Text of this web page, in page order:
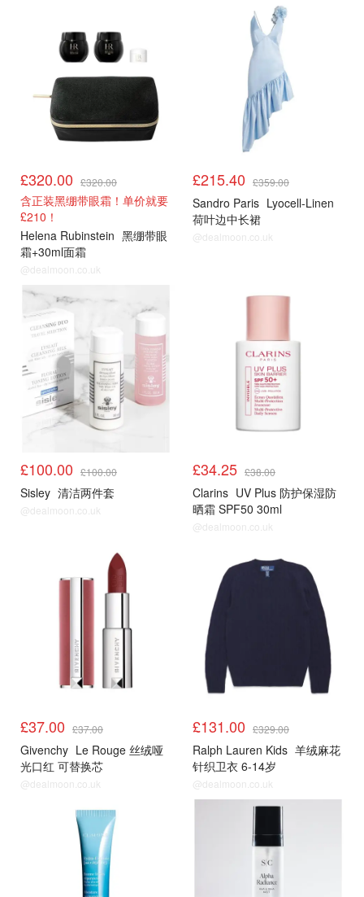
£320.00 £320.00
含正装黑绷带眼霜！单价就要
£210！
Helena Rubinstein 黑绷带眼
霜+30ml面霜
@dealmoon.co.uk
£215.40 £359.00
Sandro Paris Lyocell-Linen
荷叶边中长裙
@dealmoon.co.uk
£100.00 £100.00
Sisley 清洁两件套
@dealmoon.co.uk
£34.25 £38.00
Clarins UV Plus 防护保湿防
晒霜 SPF50 30ml
@dealmoon.co.uk
£37.00 £37.00
Givenchy Le Rouge 丝绒哑
光口红 可替换芯
@dealmoon.co.uk
£131.00 £329.00
Ralph Lauren Kids 羊绒麻花
针织卫衣 6-14岁
@dealmoon.co.uk